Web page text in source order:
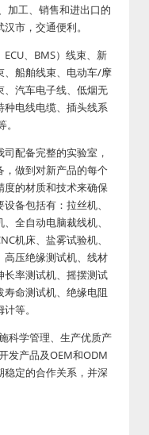
加工、销售和进出口的
市，交通便利。
、BMS）线束、新
、船舶线束、电动车/摩
、汽车电子线、低烟无
种电线电缆、插头线系
配备完整的实验室，
，做到对新产品的每个
度的材质和技术来确保
备包括有：拉丝机、
全自动电脑裁线机、
机床、盐雾试验机、
高压绝缘测试机、线材
长率测试机、摇摆测试
命测试机、绝缘电阻
等。
科学管理、生产优质产
发产品及OEM和ODM
稳定的合作关系，并深